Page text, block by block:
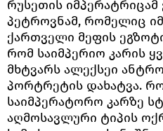
რუსეთის იმპერატრიცამ
პეტროვნამ, რომელიც
ქართველი მეფის
რომ საიმპერიო კარის
მხტვარს ალექსეი
პორტრეტის დახატვა.
საიმპერატორო კარზე
აღმოსავლური ტიპის